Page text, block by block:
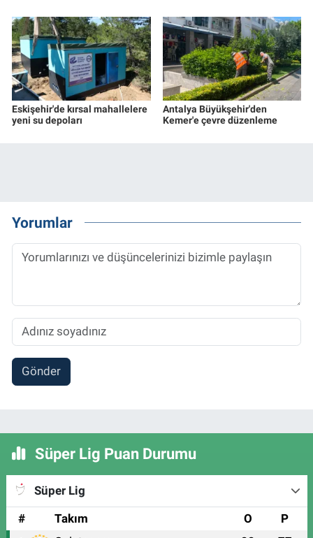
Eskişehir'de kırsal mahallelere
yeni su depoları
Antalya Büyükşehir'den
Kemer'e çevre düzenleme
Yorumlar
Gönder
Süper Lig Puan Durumu
Süper Lig
#
Takım O P